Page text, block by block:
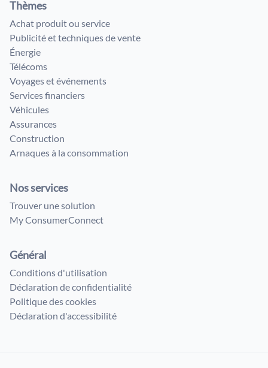
Thèmes
Achat produit ou service
Publicité et techniques de vente
Énergie
Télécoms
Voyages et événements
Services financiers
Véhicules
Assurances
Construction
Arnaques à la consommation
Nos services
Trouver une solution
My ConsumerConnect
Général
Conditions d'utilisation
Déclaration de confidentialité
Politique des cookies
Déclaration d'accessibilité